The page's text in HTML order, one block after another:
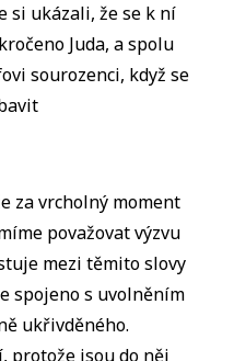
si ukázali, že se k ní
Juda, a spolu
sourozenci, když se
za vrcholný moment
považovat výzvu
mezi těmito slovy
spojeno s uvolněním
ukřivděného.
protože jsou do něj